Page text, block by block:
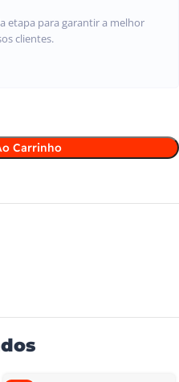
etapa para garantir a melhor
clientes.
Carrinho